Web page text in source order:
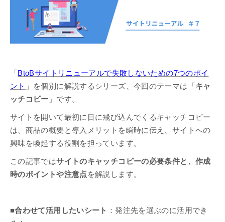
「 BtoBサイトリニューアルで失敗しないための7つのポイ
ント 」を個別に解説するシリーズ、今回のテーマは「 キャ
ッチコピー 」です。
サイトを開いて最初に目に飛び込んでくるキャッチコピー
は、商品の概要と導入メリットを瞬時に伝え、サイトへの
興味を喚起する役割を担っています。
この記事ではサイトのキャッチコピーの必要条件と、作成
時のポイントや注意点 を解説します。
■合わせて活用したいシート
：発注先を選ぶのに活用でき